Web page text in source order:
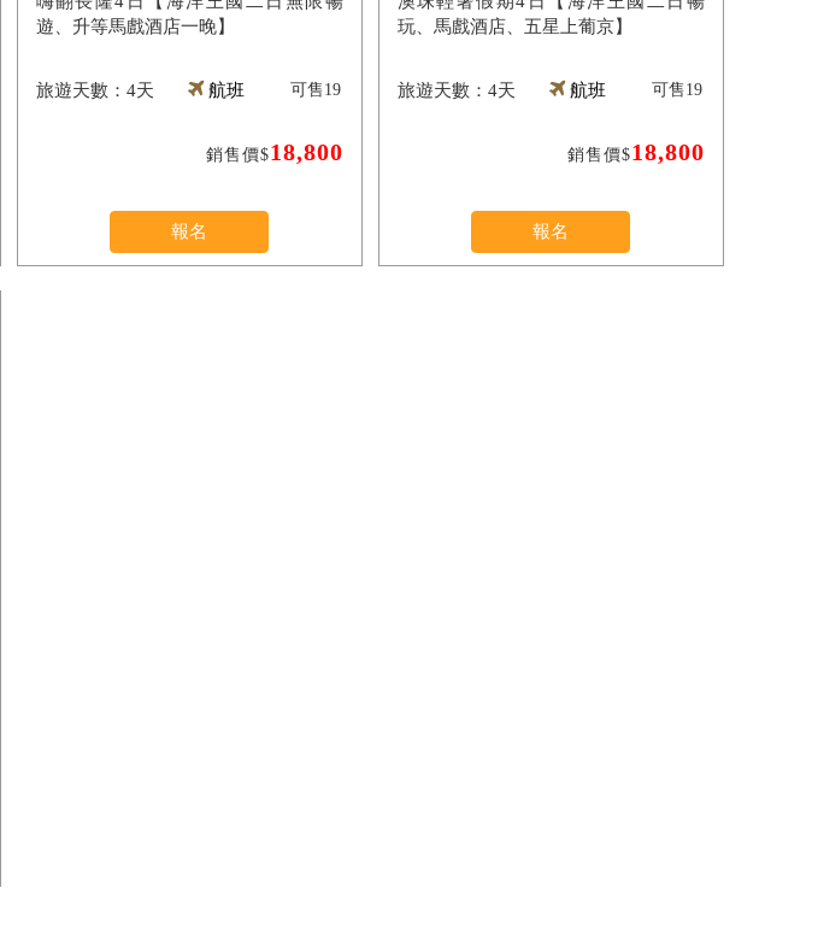
遊、升等馬戲酒店一晚】
4天 航班
銷售價$18,800
可售19
報名
玩、馬戲酒店、五星上葡京】
4天 航班
銷售價$18,800
可售19
報名